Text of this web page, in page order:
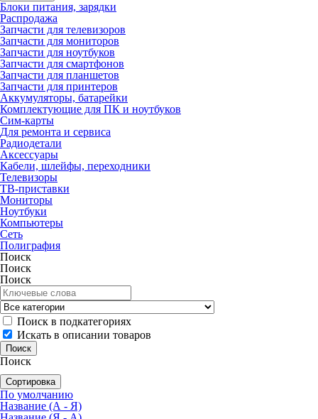
Блоки питания, зарядки
Распродажа
Запчасти для телевизоров
Запчасти для мониторов
Запчасти для ноутбуков
Запчасти для смартфонов
Запчасти для планшетов
Запчасти для принтеров
Аккумуляторы, батарейки
Комплектующие для ПК и ноутбуков
Сим-карты
Для ремонта и сервиса
Радиодетали
Аксессуары
Кабели, шлейфы, переходники
Телевизоры
ТВ-приставки
Мониторы
Ноутбуки
Компьютеры
Сеть
Полиграфия
Поиск
Поиск
Поиск
Поиск в подкатегориях
Искать в описании товаров
Поиск
Сортировка
По умолчанию
Название (А - Я)